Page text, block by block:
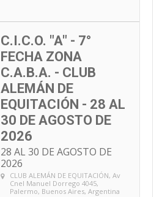
C.I.C.O. "A" - 7°
FECHA ZONA
C.A.B.A. - CLUB
ALEMÁN DE
EQUITACIÓN - 28 AL
30 DE AGOSTO DE
2026
28 AL 30 DE AGOSTO DE
2026
CLUB ALEMÁN DE EQUITACIÓN, Av
Cnel Manuel Dorrego 4045,
Palermo, Buenos Aires, Argentina